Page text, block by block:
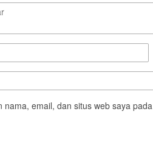
nama, email, dan situs web saya